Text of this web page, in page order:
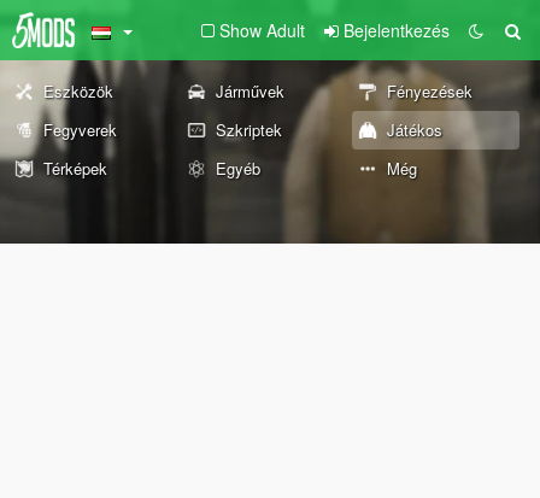
Show Adult Bejelentkezés
Eszközök Járművek
Fényezések
Fegyverek
Szkriptek
Játékos
Térképek
Egyéb Még